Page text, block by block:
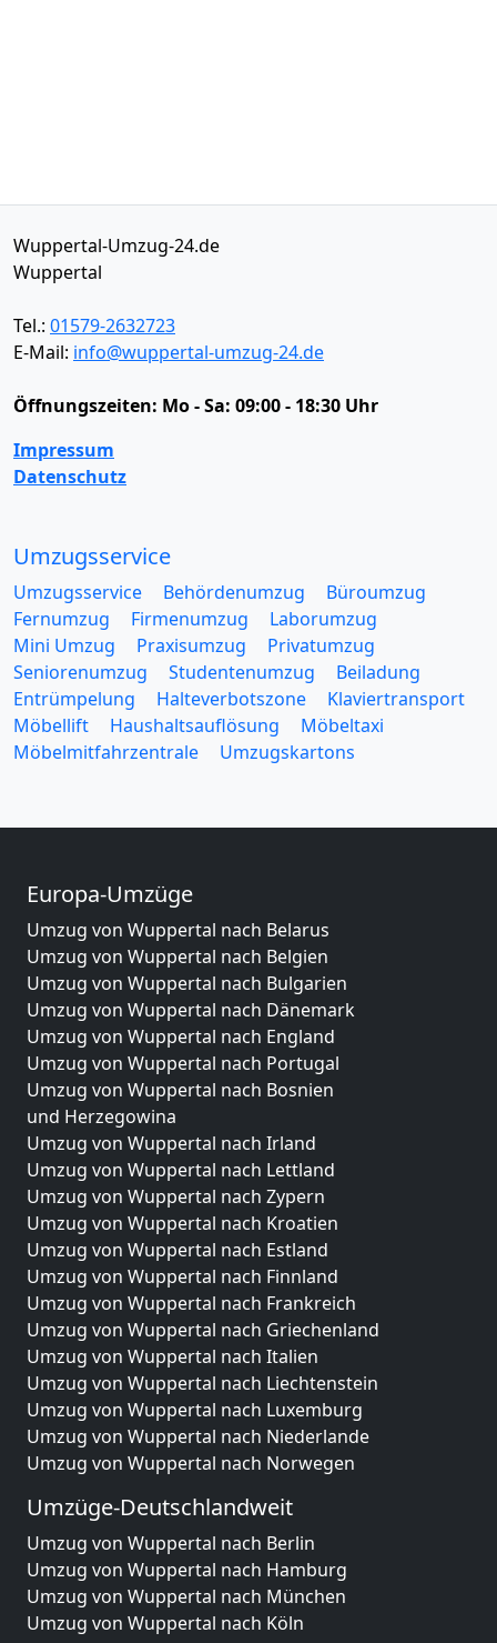
Wuppertal-Umzug-24.de
Wuppertal
Tel.: 01579-2632723
E-Mail: info@wuppertal-umzug-24.de
Öffnungszeiten: Mo - Sa: 09:00 - 18:30 Uhr
Impressum
Datenschutz
Umzugsservice
Umzugsservice Behördenumzug
Büroumzug
Fernumzug
Firmenumzug
Laborumzug
Mini Umzug
Praxisumzug
Privatumzug
Seniorenumzug
Studentenumzug
Beiladung
Entrümpelung
Halteverbotszone
Klaviertransport
Möbellift
Haushaltsauflösung
Möbeltaxi
Möbelmitfahrzentrale
Umzugskartons
Europa-Umzüge
Umzug von Wuppertal nach Belarus
Umzug von Wuppertal nach Belgien
Umzug von Wuppertal nach Bulgarien
Umzug von Wuppertal nach Dänemark
Umzug von Wuppertal nach England
Umzug von Wuppertal nach Portugal
Umzug von Wuppertal nach Bosnien
und Herzegowina
Umzug von Wuppertal nach Irland
Umzug von Wuppertal nach Lettland
Umzug von Wuppertal nach Zypern
Umzug von Wuppertal nach Kroatien
Umzug von Wuppertal nach Estland
Umzug von Wuppertal nach Finnland
Umzug von Wuppertal nach Frankreich
Umzug von Wuppertal nach Griechenland
Umzug von Wuppertal nach Italien
Umzug von Wuppertal nach Liechtenstein
Umzug von Wuppertal nach Luxemburg
Umzug von Wuppertal nach Niederlande
Umzug von Wuppertal nach Norwegen
Umzüge-Deutschlandweit
Umzug von Wuppertal nach Berlin
Umzug von Wuppertal nach Hamburg
Umzug von Wuppertal nach München
Umzug von Wuppertal nach Köln